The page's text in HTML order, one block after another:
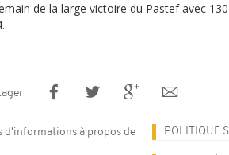
de la large victoire du Pastef avec
d'informations à propos de POLITIQUE